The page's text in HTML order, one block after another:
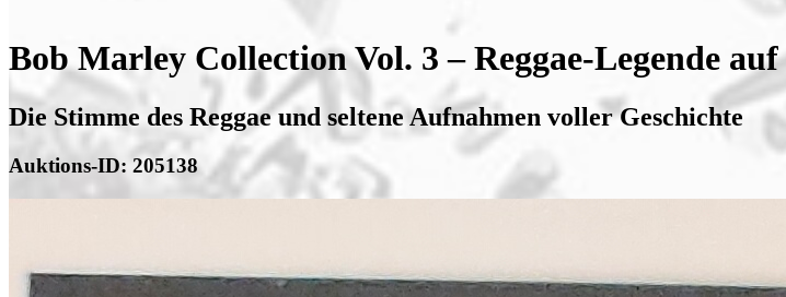
Bob Marley Collection Vol. 3 – Reggae-Legende
Die Stimme des Reggae und seltene Aufnahmen voller Geschichte
Auktions-ID: 205138